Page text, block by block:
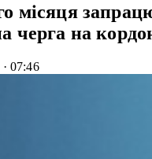
місяця
черга на
· 07:46